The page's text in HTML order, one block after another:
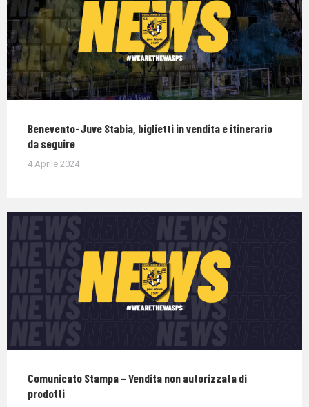
Benevento-Juve Stabia, biglietti in vendita e itinerario
da seguire
4 Aprile 2024
Comunicato Stampa – Vendita non autorizzata di
prodotti